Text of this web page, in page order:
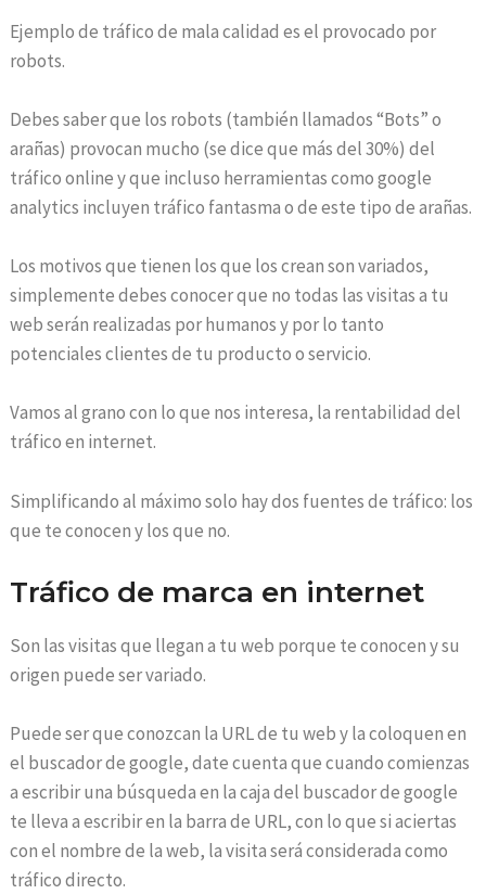
Ejemplo de tráfico de mala calidad es el provocado por
robots.
Debes saber que los robots (también llamados “Bots” o
arañas) provocan mucho (se dice que más del 30%) del
tráfico online y que incluso herramientas como google
analytics incluyen tráfico fantasma o de este tipo de arañas.
Los motivos que tienen los que los crean son variados,
simplemente debes conocer que no todas las visitas a tu
web serán realizadas por humanos y por lo tanto
potenciales clientes de tu producto o servicio.
Vamos al grano con lo que nos interesa, la rentabilidad del
tráfico en internet.
Simplificando al máximo solo hay dos fuentes de tráfico: los
que te conocen y los que no.
Tráfico de marca en internet
Son las visitas que llegan a tu web porque te conocen y su
origen puede ser variado.
Puede ser que conozcan la URL de tu web y la coloquen en
el buscador de google, date cuenta que cuando comienzas
a escribir una búsqueda en la caja del buscador de google
te lleva a escribir en la barra de URL, con lo que si aciertas
con el nombre de la web, la visita será considerada como
tráfico directo.